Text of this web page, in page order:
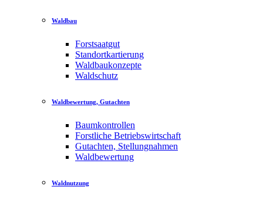
Waldbau
Forstsaatgut
Standortkartierung
Waldbaukonzepte
Waldschutz
Waldbewertung, Gutachten
Baumkontrollen
Forstliche Betriebswirtschaft
Gutachten, Stellungnahmen
Waldbewertung
Waldnutzung